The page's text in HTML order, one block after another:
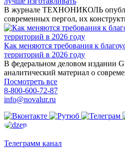
В журнале ТЕХНОНИКОЛЬ
современных пергол, их
Как меняются требования к
территорий в 2026 году
В федеральном деловом издании
аналитический материал о
Посмотреть все
8-800-600-72-87
info@novalur.ru
Телеграмм канал